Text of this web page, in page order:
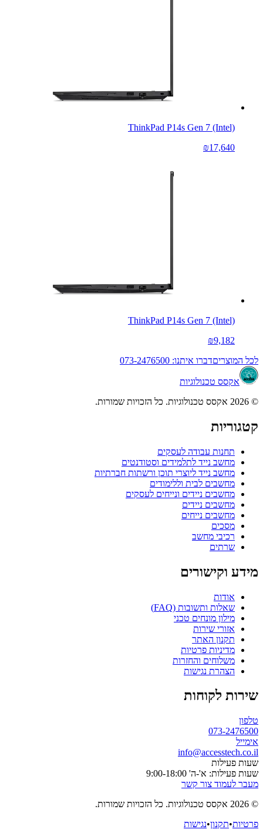
ThinkPad P14s Gen 7 (Intel)
₪17,640
ThinkPad P14s Gen 7 (Intel)
₪9,182
לכל המוצריםדברו איתנו: 073-2476500
אקסס טכנולוגיות
© 2026 אקסס טכנולוגיות. כל הזכויות שמורות.
קטגוריות
תחנות עבודה לעסקים
מחשב נייד לתלמידים וסטודנטים
מחשב נייד ליוצרי תוכן ורשתות חברתיות
מחשבים לבית וללימודים
מחשבים ניידים ונייחים לעסקים
מחשבים ניידים
מחשבים נייחים
מסכים
רכיבי מחשב
שרתים
מידע וקישורים
אודות
שאלות ותשובות (FAQ)
מילון מונחים טכני
אזורי שירות
תקנון האתר
מדיניות פרטיות
משלוחים והחזרות
הצהרת נגישות
שירות לקוחות
טלפון
073-2476500
אימייל
info@accesstech.co.il
שעות פעילות
שעות פעילות: א'-ה' 9:00-18:00
מעבר לעמוד צור קשר
© 2026 אקסס טכנולוגיות. כל הזכויות שמורות.
פרטיות•תקנון•נגישות